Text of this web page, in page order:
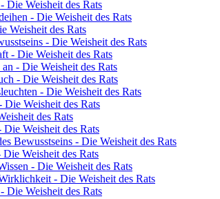
Die Weisheit des Rats
- Die Weisheit des Rats
Weisheit des Rats
- Die Weisheit des Rats
- Die Weisheit des Rats
- Die Weisheit des Rats
- Die Weisheit des Rats
- Die Weisheit des Rats
Weisheit des Rats
des Rats
Weisheit des Rats
Bewusstseins - Die Weisheit des Rats
Weisheit des Rats
- Die Weisheit des Rats
- Die Weisheit des Rats
Die Weisheit des Rats